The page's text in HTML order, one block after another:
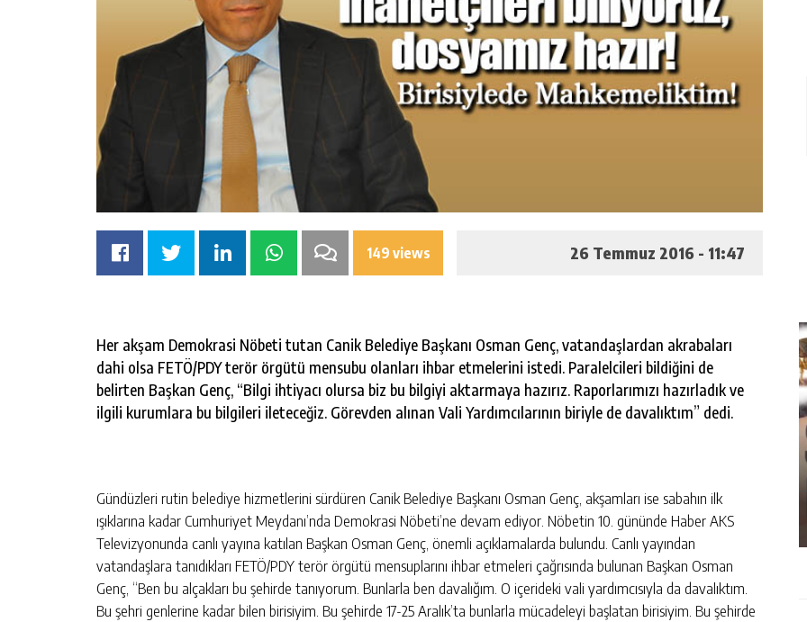
149 views 26 Temmuz 2016 - 11:47
Her akşam Demokrasi Nöbeti tutan Canik Belediye Başkanı Osman Genç, vatandaşlardan akrabaları
dahi olsa FETÖ/PDY terör örgütü mensubu olanları ihbar etmelerini istedi. Paralelcileri bildiğini de
belirten Başkan Genç, “Bilgi ihtiyacı olursa biz bu bilgiyi aktarmaya hazırız. Raporlarımızı hazırladık ve
ilgili kurumlara bu bilgileri ileteceğiz. Görevden alınan Vali Yardımcılarının biriyle de davalıktım” dedi.
Gündüzleri rutin belediye hizmetlerini sürdüren Canik Belediye Başkanı Osman Genç, akşamları ise sabahın ilk
ışıklarına kadar Cumhuriyet Meydanı’nda Demokrasi Nöbeti’ne devam ediyor. Nöbetin 10. gününde Haber AKS
Televizyonunda canlı yayına katılan Başkan Osman Genç, önemli açıklamalarda bulundu. Canlı yayından
vatandaşlara tanıdıkları FETÖ/PDY terör örgütü mensuplarını ihbar etmeleri çağrısında bulunan Başkan Osman
Genç, “Ben bu alçakları bu şehirde tanıyorum. Bunlarla ben davalığım. O içerideki vali yardımcısıyla da davalıktım.
Bu şehri genlerine kadar bilen birisiyim. Bu şehirde 17-25 Aralık’ta bunlarla mücadeleyi başlatan birisiyim. Bu şehirde
GÜNLÜK HABER AKIŞI GÜNLÜK HABER AKIŞI